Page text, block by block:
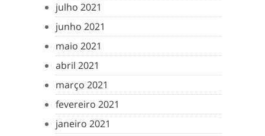
julho 2021
junho 2021
maio 2021
abril 2021
março 2021
fevereiro 2021
janeiro 2021